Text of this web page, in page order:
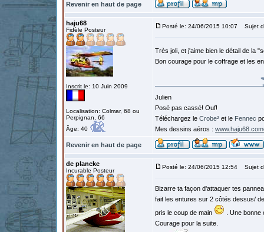
Revenir en haut de page
haju68
Fidèle Posteur
Inscrit le: 10 Juin 2009
Localisation: Colmar, 68 ou
Perpignan, 66
Âge: 40
Posté le: 24/06/2015 10:07 Sujet
Très joli, et j'aime bien le détail de la
Bon courage pour le coffrage et les
Julien
Posé pas cassé! Ouf!
Téléchargez le Crobe² et le Fennec
Mes dessins aéros :
Revenir en haut de page
de plancke
Incurable Posteur
Posté le: 24/06/2015 12:54 Sujet
Bizarre ta façon d'attaquer tes
fait les entures sur 2 côtés dessus/
pris le coup de main
. Une
Courage pour la suite.